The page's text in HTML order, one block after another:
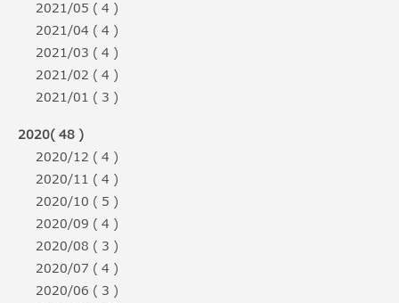
2021/05 ( 4 )
2021/04 ( 4 )
2021/03 ( 4 )
2021/02 ( 4 )
2021/01 ( 3 )
2020( 48 )
2020/12 ( 4 )
2020/11 ( 4 )
2020/10 ( 5 )
2020/09 ( 4 )
2020/08 ( 3 )
2020/07 ( 4 )
2020/06 ( 3 )